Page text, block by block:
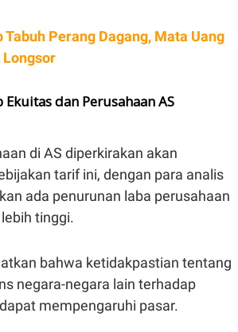
Tabuh Perang Dagang, Mata Uang
dan Perusahaan AS
di AS diperkirakan akan
tarif ini, dengan para analis
ada penurunan laba perusahaan
tinggi.
bahwa ketidakpastian tentang
negara-negara lain terhadap
mempengaruhi pasar.